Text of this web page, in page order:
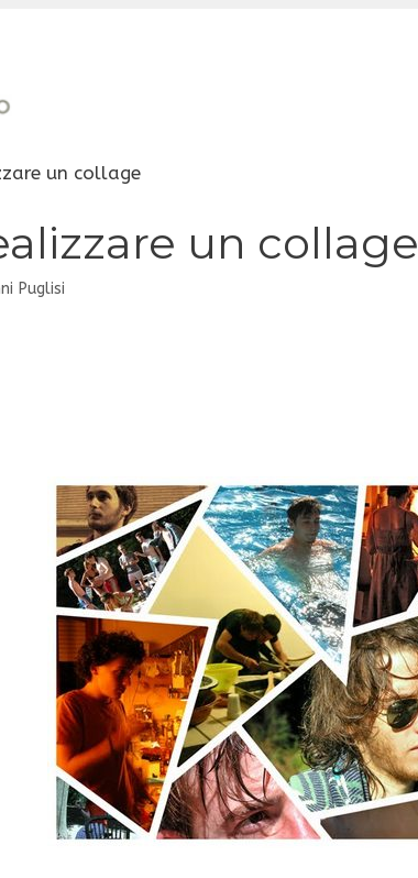
un collage
un collage
Puglisi